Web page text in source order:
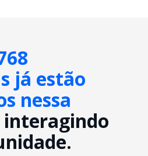
já estão
nessa
interagindo